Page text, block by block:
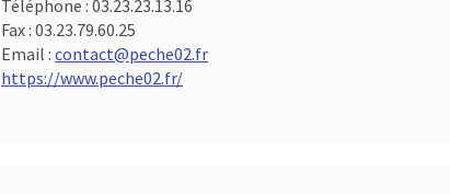
Téléphone : 03.23.23.13.16
Fax : 03.23.79.60.25
Email : contact@peche02.fr
https://www.peche02.fr/